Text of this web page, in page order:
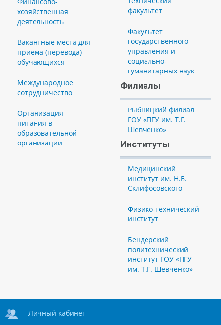
хозяйственная
деятельность
Вакантные места для
приема (перевода)
обучающихся
Международное
сотрудничество
Организация
питания в
образовательной
организации
факультет
Факультет
государственного
управления и
социально-
гуманитарных наук
Филиалы
Рыбницкий филиал
ГОУ «ПГУ им. Т.Г.
Шевченко»
Институты
Медицинский
институт им. Н.В.
Склифосовского
Физико-технический
институт
Бендерский
политехнический
институт ГОУ «ПГУ
им. Т.Г. Шевченко»
Личный кабинет